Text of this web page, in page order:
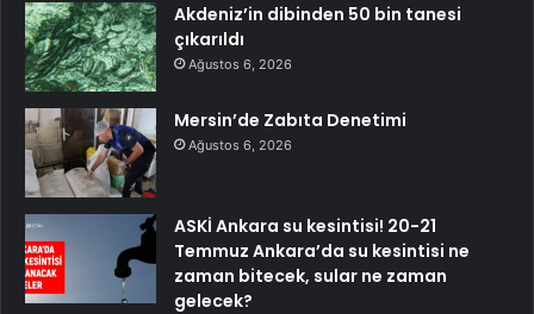
Akdeniz’in dibinden 50 bin tanesi
çıkarıldı
Ağustos 6, 2026
Mersin’de Zabıta Denetimi
Ağustos 6, 2026
ASKİ Ankara su kesintisi! 20-21
Temmuz Ankara’da su kesintisi ne
zaman bitecek, sular ne zaman
gelecek?